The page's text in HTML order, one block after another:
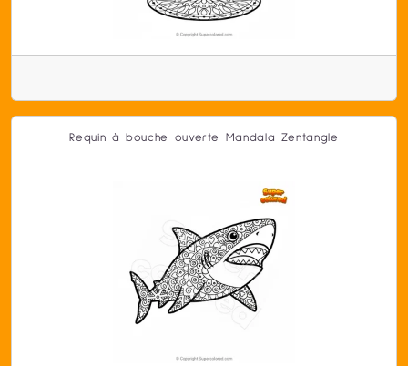
Requin à bouche ouverte Mandala Zentangle